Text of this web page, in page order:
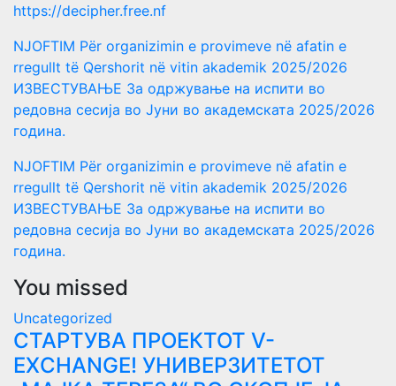
https://decipher.free.nf
NJOFTIM Për organizimin e provimeve në afatin e
rregullt të Qershorit në vitin akademik 2025/2026
ИЗВЕСТУВАЊЕ За одржување на испити во
редовна сесија во Јуни во академската 2025/2026
година.
NJOFTIM Për organizimin e provimeve në afatin e
rregullt të Qershorit në vitin akademik 2025/2026
ИЗВЕСТУВАЊЕ За одржување на испити во
редовна сесија во Јуни во академската 2025/2026
година.
You missed
Uncategorized
СТАРТУВА ПРОЕКТОТ V-
EXCHANGE! УНИВЕРЗИТЕТОТ